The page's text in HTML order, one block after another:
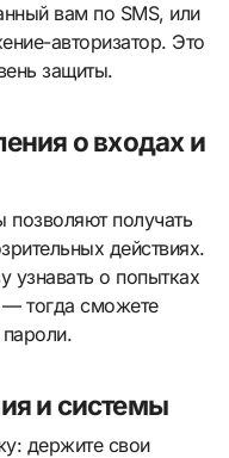
вам по SMS, или
авторизатор. Это
защиты.
о входах и
получать
действиях.
узнавать о попытках
— тогда сможете
и системы
держите свои